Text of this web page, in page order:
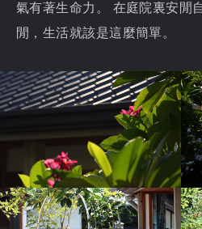
氣有著生命力。 在庭院裏安閒
閒，生活就該是這麼簡單。